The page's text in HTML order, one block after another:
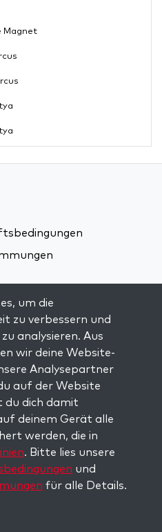
Magnet
Medien:
classes
BLEIBEN
Mailingliste ein und
Anregungen in
um die
zu verbessern und
analysieren. Aus
wir deine Website-
Analysepartner
auf der Website
dich damit
deinem Gerät alle
werden, die in
. Bitte lies unsere
und
für alle Details.